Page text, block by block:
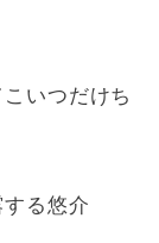
いつだけち
る悠介